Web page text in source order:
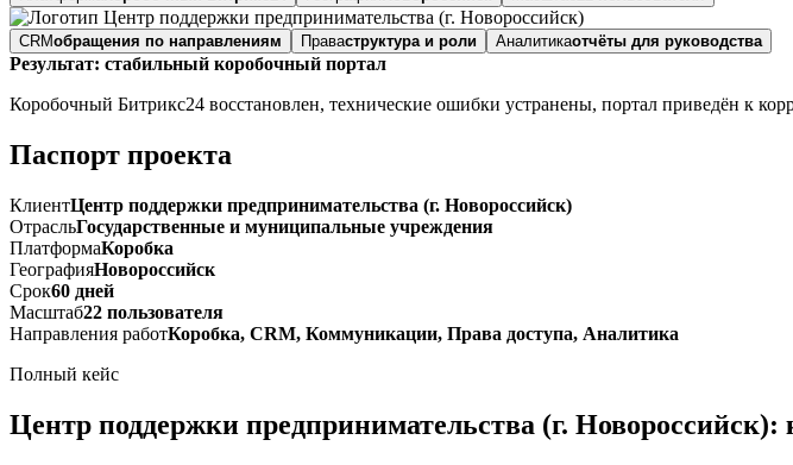
CRMобращения по направлениям Праваструктура и роли Аналитикаотчёты для руководства
Результат: стабильный коробочный портал
Коробочный Битрикс24 восстановлен, технические ошибки устранены, портал приведён к
Паспорт проекта
КлиентЦентр поддержки предпринимательства (г. Новороссийск)
ОтрасльГосударственные и муниципальные учреждения
ПлатформаКоробка
ГеографияНовороссийск
Срок60 дней
Масштаб22 пользователя
Направления работКоробка, CRM, Коммуникации, Права доступа, Аналитика
Полный кейс
Центр поддержки предпринимательства (г. Новороссийск):